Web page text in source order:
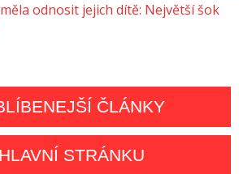
odnosit jejich dítě: Největší šok
ČLÁNKY
STRÁNKU